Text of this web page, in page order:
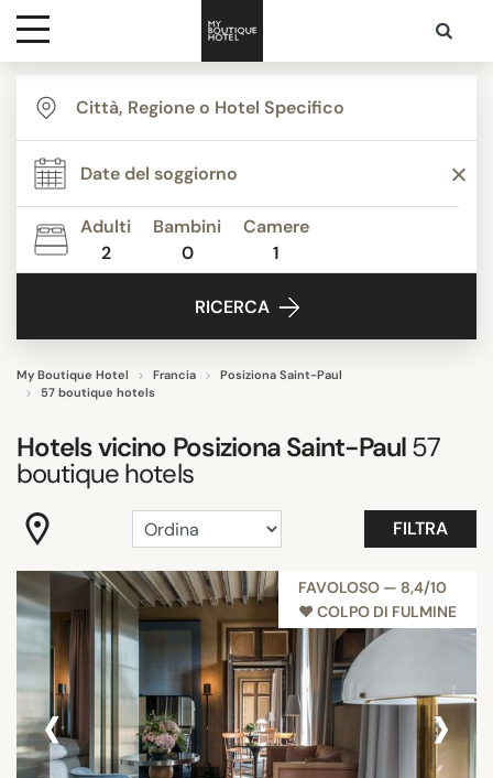
Destinazioni
Ispirazione
Contatti
Adulti
2
Bambini
0
Camere
1
RICERCA
My Boutique Hotel Francia
Posiziona Saint-Paul
57 boutique hotels
Hotels vicino Posiziona Saint-Paul57
boutique hotels
FILTRA
THEMI
Appartamenti
Boutique Hotels
Budget Hotels
Classico contemporaneo
Grand Luxe
Hotel Business
Mostra tutti
STILE STRUTTURA
Budget Boutique Hotels Paris
Camera con vista
Colpo di fulmine
Confidenziale hotels
Hotel alla Moda
Hotel Incredibili
Hotel romantici
Mostra tutti
FAVOLOSO — 8,4/10
♥︎ COLPO DI FULMINE
‹ ›